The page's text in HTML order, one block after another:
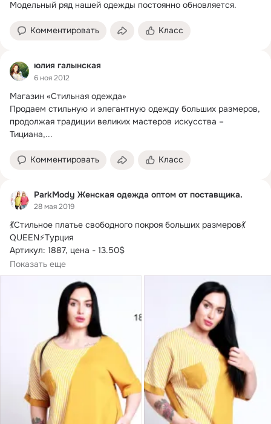
Модельный ряд нашей одежды постоянно обновляется.
Комментировать Класс
юлия галынская
6 ноя 2012
Магазин «Стильная одежда»
Продаем стильную и элегантную одежду больших размеров,
продолжая традиции великих мастеров искусства –
Тициана,...
Комментировать Класс
ParkMody Женская одежда оптом от поставщика.
28 мая 2019
💃Стильное платье свободного покроя больших размеров💃
QUEEN⚡Турция
Артикул: 1887, цена - 13.50$
Цена оптовая. В упаковке: 4 шт.
Размер: 44, 46, 48, 50 (размеры указаны Турецкие, на наши
Показать еще